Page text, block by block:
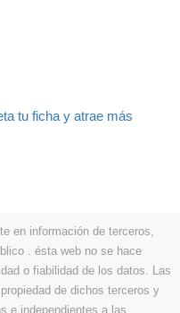
tu ficha y atrae más
en información de terceros,
. ésta web no se hace
o fiabilidad de los datos. Las
de dichos terceros y
e independientes a las